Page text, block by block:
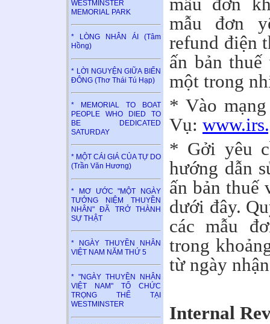
WESTMINSTER
MEMORIAL PARK
* LÒNG NHÂN ÁI (Tâm
Hồng)
* LỜI NGUYỆN GIỮA BIỂN
ĐÔNG (Thơ Thái Tú Hạp)
* MEMORIAL TO BOAT
PEOPLE WHO DIED TO
BE DEDICATED
SATURDAY
* MỘT CÁI GIÁ CỦA TỰ DO
(Trần Văn Hương)
* MƠ ƯỚC "MỘT NGÀY
TƯỞNG NIỆM THUYỀN
NHÂN" ĐÃ TRỞ THÀNH
SỰ THẬT
* NGÀY THUYỀN NHÂN
VIỆT NAM NĂM THỨ 5
* "NGÀY THUYỀN NHÂN
VIỆT NAM" TỔ CHỨC
TRỌNG THỂ TẠI
WESTMINSTER
mẫu đơn
refund điện
ấn bản
một trong
* Vào
Vụ:
* Gởi yêu
hướng dẫn
ấn bản thuế
dưới đây.
các mẫu
trong
từ ngày
Internal